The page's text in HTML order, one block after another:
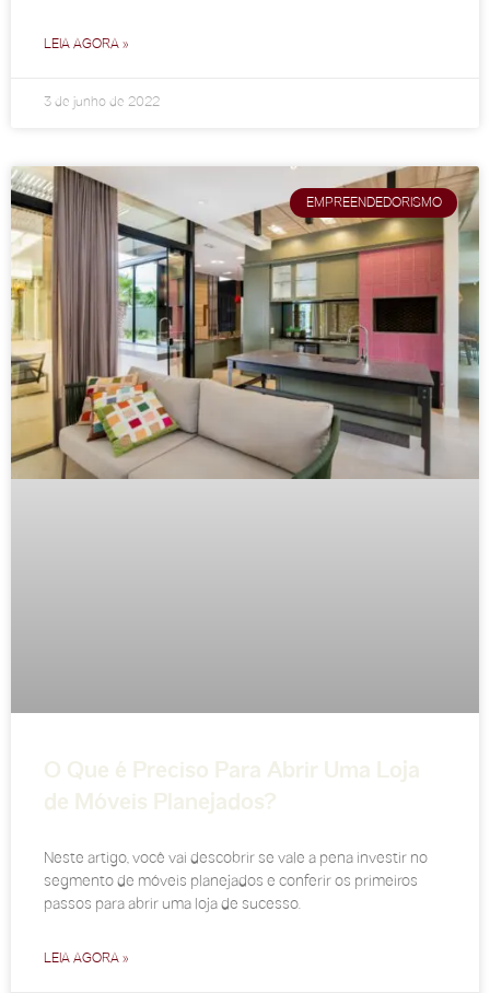
LEIA AGORA »
3 de junho de 2022
EMPREENDEDORISMO
O Que é Preciso Para Abrir Uma Loja
de Móveis Planejados?
Neste artigo, você vai descobrir se vale a pena investir no
segmento de móveis planejados e conferir os primeiros
passos para abrir uma loja de sucesso.
LEIA AGORA »